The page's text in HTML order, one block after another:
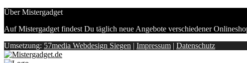
Über Mistergadget
Auf Mistergadget findest Du täglich neue Angebote verschiedener
Umsetzung: 57media Webdesign Siegen | Impressum | Datenschutz